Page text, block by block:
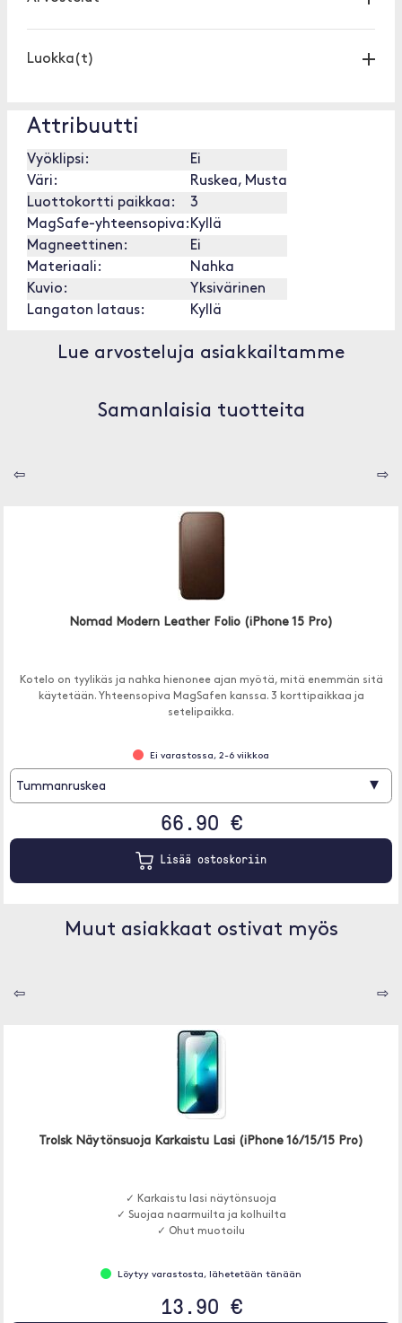
Luokka(t)
Attribuutti
Vyöklipsi:
Ei
Väri:
Ruskea, Musta
Luottokortti paikkaa:
3
MagSafe-yhteensopiva: Kyllä
Magneettinen:
Ei
Materiaali:
Nahka
Kuvio:
Yksivärinen
Langaton lataus:
Kyllä
Lue arvosteluja asiakkailtamme
Samanlaisia tuotteita
⇦ ⇨
Nomad Modern Leather Folio (iPhone 15 Pro)
Kotelo on tyylikäs ja nahka hienonee ajan myötä, mitä enemmän sitä
käytetään. Yhteensopiva MagSafen kanssa. 3 korttipaikkaa ja
setelipaikka.
Ei varastossa, 2-6 viikkoa
Tummanruskea ▾
66.90 €
Lisää ostoskoriin
Muut asiakkaat ostivat myös
⇦ ⇨
Trolsk Näytönsuoja Karkaistu Lasi (iPhone 16/15/15 Pro)
✓ Karkaistu lasi näytönsuoja
✓ Suojaa naarmuilta ja kolhuilta
✓ Ohut muotoilu
Löytyy varastosta, lähetetään tänään
13.90 €